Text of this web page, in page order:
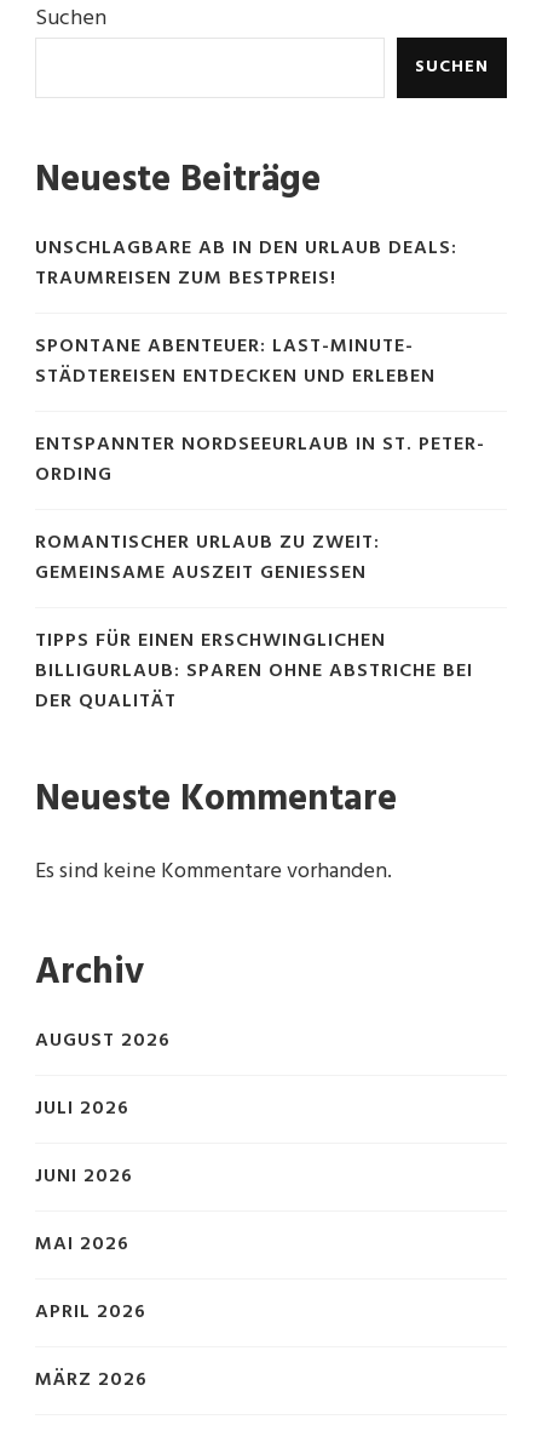
Suchen
SUCHEN
Neueste Beiträge
UNSCHLAGBARE AB IN DEN URLAUB DEALS:
TRAUMREISEN ZUM BESTPREIS!
SPONTANE ABENTEUER: LAST-MINUTE-
STÄDTEREISEN ENTDECKEN UND ERLEBEN
ENTSPANNTER NORDSEEURLAUB IN ST. PETER-
ORDING
ROMANTISCHER URLAUB ZU ZWEIT:
GEMEINSAME AUSZEIT GENIESSEN
TIPPS FÜR EINEN ERSCHWINGLICHEN
BILLIGURLAUB: SPAREN OHNE ABSTRICHE BEI
DER QUALITÄT
Neueste Kommentare
Es sind keine Kommentare vorhanden.
Archiv
AUGUST 2026
JULI 2026
JUNI 2026
MAI 2026
APRIL 2026
MÄRZ 2026